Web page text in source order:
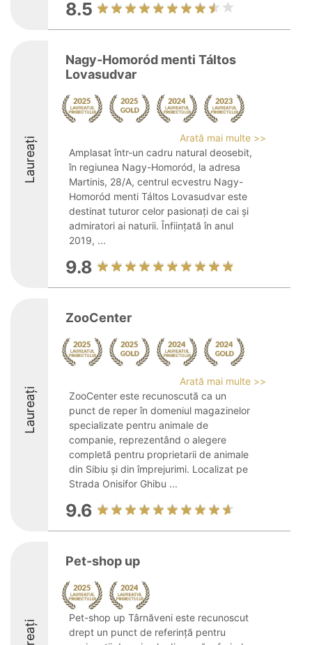
8.5
Laureați
Nagy-Homoród menti Táltos
Lovasudvar
Arată mai multe >>
Amplasat într-un cadru natural deosebit,
în regiunea Nagy-Homoród, la adresa
Martinis, 28/A, centrul ecvestru Nagy-
Homoród menti Táltos Lovasudvar este
destinat tuturor celor pasionați de cai și
admiratori ai naturii. Înființată în anul
2019, ...
9.8
Laureați
ZooCenter
Arată mai multe >>
ZooCenter este recunoscută ca un
punct de reper în domeniul magazinelor
specializate pentru animale de
companie, reprezentând o alegere
completă pentru proprietarii de animale
din Sibiu și din împrejurimi. Localizat pe
Strada Onisifor Ghibu ...
9.6
Pet-shop up
Pet-shop up Târnăveni este recunoscut
drept un punct de referință pentru